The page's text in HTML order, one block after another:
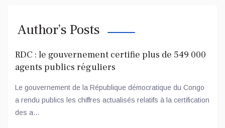
Author’s Posts
RDC : le gouvernement certifie plus de 549 000
agents publics réguliers
Le gouvernement de la République démocratique du Congo
a rendu publics les chiffres actualisés relatifs à la certification
des a...